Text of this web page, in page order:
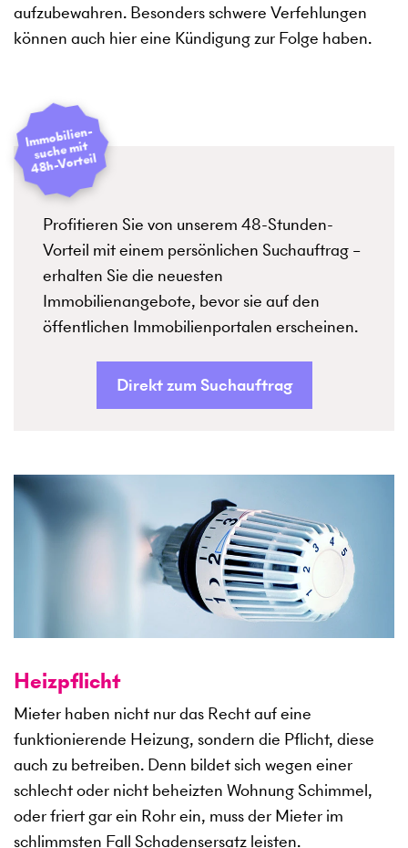
aufzubewahren. Besonders schwere Verfehlungen
können auch hier eine Kündigung zur Folge haben.
Profitieren Sie von unserem 48-Stunden-
Vorteil mit einem persönlichen Suchauftrag –
erhalten Sie die neuesten
Immobilienangebote, bevor sie auf den
öffentlichen Immobilienportalen erscheinen.
I
mmobilien­
suche mit
48h-Vorteil
Direkt zum Suchauftrag
Heizpflicht
Mieter haben nicht nur das Recht auf eine
funktionierende Heizung, sondern die Pflicht, diese
auch zu betreiben. Denn bildet sich wegen einer
schlecht oder nicht beheizten Wohnung Schimmel,
oder friert gar ein Rohr ein, muss der Mieter im
schlimmsten Fall Schadensersatz leisten.